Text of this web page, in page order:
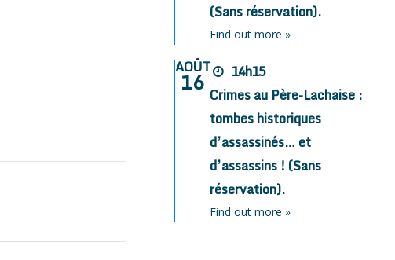
(Sans réservation).
Find out more »
AOÛT
16
14h15
Crimes au Père-Lachaise :
tombes historiques
d’assassinés… et
d’assassins ! (Sans
réservation).
Find out more »